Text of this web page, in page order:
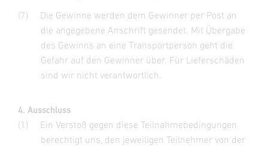
(7)
Die Gewinne werden dem Gewinner per Post an
die angegebene Anschrift gesendet. Mit Übergabe
des Gewinns an eine Transportperson geht die
Gefahr auf den Gewinner über. Für Lieferschäden
sind wir nicht verantwortlich.
4. Ausschluss
(1)
Ein Verstoß gegen diese Teilnahmebedingungen
berechtigt uns, den jeweiligen Teilnehmer von der